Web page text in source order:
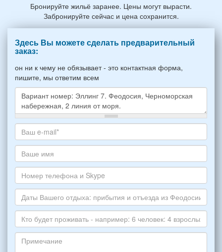
Бронируйте жильё заранее. Цены могут вырасти.
Забронируйте сейчас и цена сохранится.
Здесь Вы можете сделать предварительный
заказ:
он ни к чему не обязывает - это контактная форма,
пишите, мы ответим всем
Какое
жилье
хотите
снять,
укажите
пожалуйста
НОМЕР
варианта:
*
Ваш
адрес
электронной
почты
*
Ваше
имя
Номер
телефона
и
Skype
Даты
Вашего
отдыха:
прибытия
Кто
будет